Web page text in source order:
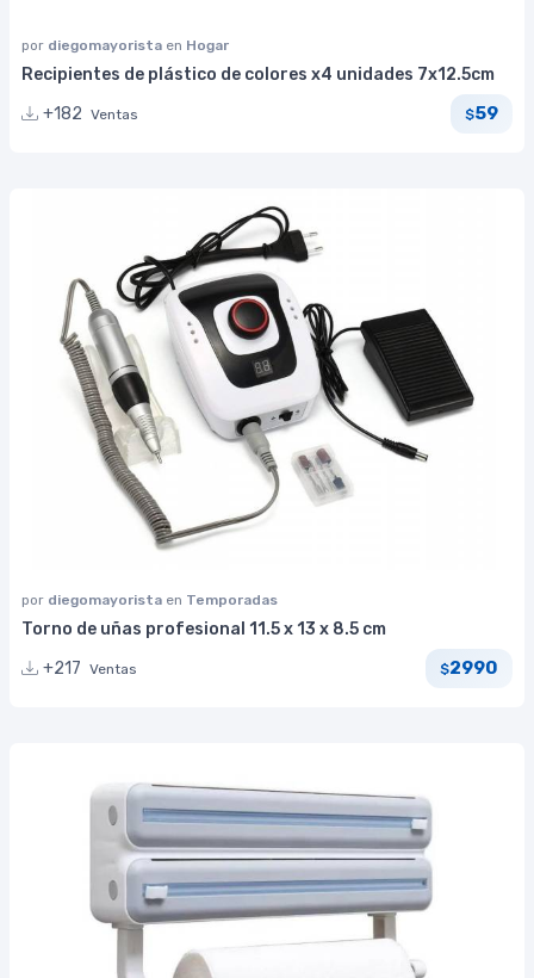
por diegomayorista en Hogar
Recipientes de plástico de colores x4 unidades 7x12.5cm
+182 Ventas $59
por diegomayorista en Temporadas
Torno de uñas profesional 11.5 x 13 x 8.5 cm
+217 Ventas $2990